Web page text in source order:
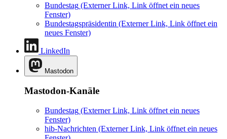
Bundestag (Externer Link, Link öffnet ein neues
Fenster)
Bundestagspräsidentin (Externer Link, Link öffnet ein
neues Fenster)
LinkedIn
Mastodon
Mastodon-Kanäle
Bundestag (Externer Link, Link öffnet ein neues
Fenster)
hib-Nachrichten (Externer Link, Link öffnet ein neues